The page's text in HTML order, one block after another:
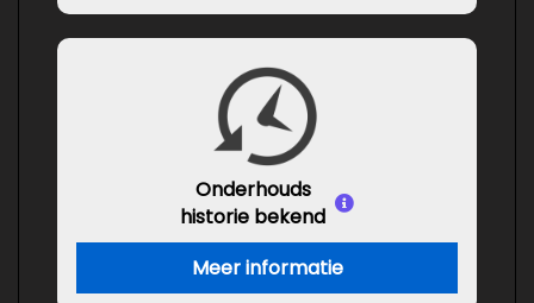
Onderhouds
historie bekend
Meer informatie